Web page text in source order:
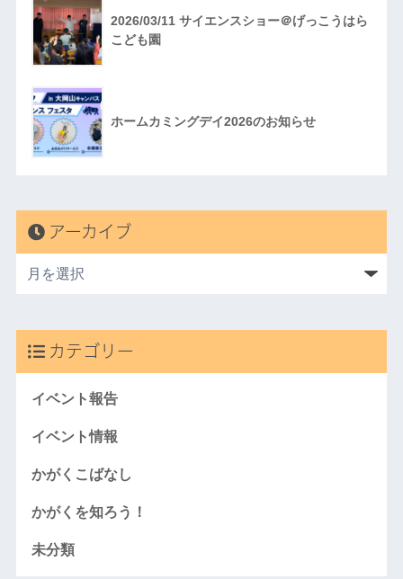
2026/03/11 サイエンスショー＠げっこうはら
こども園
ホームカミングデイ2026のお知らせ
アーカイブ
カテゴリー
イベント報告
イベント情報
かがくこばなし
かがくを知ろう！
未分類